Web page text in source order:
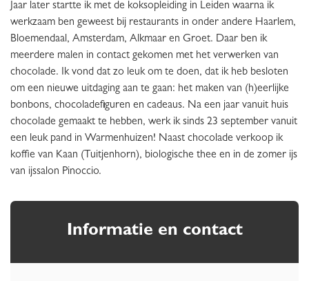
Jaar later startte ik met de koksopleiding in Leiden waarna ik
werkzaam ben geweest bij restaurants in onder andere Haarlem,
Bloemendaal, Amsterdam, Alkmaar en Groet. Daar ben ik
meerdere malen in contact gekomen met het verwerken van
chocolade. Ik vond dat zo leuk om te doen, dat ik heb besloten
om een nieuwe uitdaging aan te gaan: het maken van (h)eerlijke
bonbons, chocoladefiguren en cadeaus. Na een jaar vanuit huis
chocolade gemaakt te hebben, werk ik sinds 23 september vanuit
een leuk pand in Warmenhuizen! Naast chocolade verkoop ik
koffie van Kaan (Tuitjenhorn), biologische thee en in de zomer ijs
van ijssalon Pinoccio.
Informatie en contact